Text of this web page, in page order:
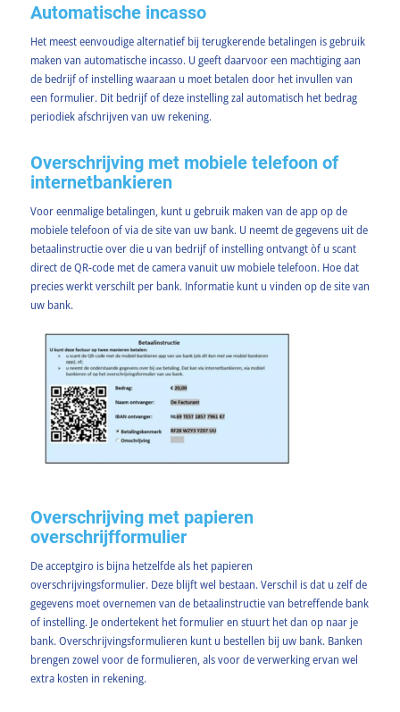
Automatische incasso
Het meest eenvoudige alternatief bij terugkerende betalingen is gebruik
maken van automatische incasso. U geeft daarvoor een machtiging aan
de bedrijf of instelling waaraan u moet betalen door het invullen van
een formulier. Dit bedrijf of deze instelling zal automatisch het bedrag
periodiek afschrijven van uw rekening.
Overschrijving met mobiele telefoon of
internetbankieren
Voor eenmalige betalingen, kunt u gebruik maken van de app op de
mobiele telefoon of via de site van uw bank. U neemt de gegevens uit de
betaalinstructie over die u van bedrijf of instelling ontvangt òf u scant
direct de QR-code met de camera vanuit uw mobiele telefoon. Hoe dat
precies werkt verschilt per bank. Informatie kunt u vinden op de site van
uw bank.
Overschrijving met papieren
overschrijfformulier
De acceptgiro is bijna hetzelfde als het papieren
overschrijvingsformulier. Deze blijft wel bestaan. Verschil is dat u zelf de
gegevens moet overnemen van de betaalinstructie van betreffende bank
of instelling. Je ondertekent het formulier en stuurt het dan op naar je
bank. Overschrijvingsformulieren kunt u bestellen bij uw bank. Banken
brengen zowel voor de formulieren, als voor de verwerking ervan wel
extra kosten in rekening.